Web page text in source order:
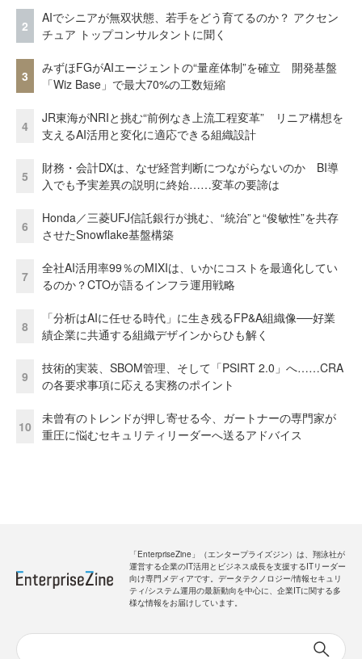
2
AIでシニアが無双状態、若手をどう育てるのか？ アクセン
チュア トップコンサルタントに聞く
3
みずほFGがAIエージェントの“量産体制”を確立 開発基盤
「Wiz Base」で最大70%の工数短縮
4
JR東海がNRIと挑む“前例なき上流工程変革” リニア構想を
支えるAI活用と変化に適応できる組織設計
5
財務・会計DXは、なぜ経営判断につながらないのか BI導
入でも予実差異の説明に終始……変革の要諦は
6
Honda／三菱UFJ信託銀行が挑む、“統治”と“俊敏性”を共存
させたSnowflake基盤構築
7
全社AI活用率99％のMIXIは、いかにコストを最適化してい
るのか？CTOが語るインフラ運用戦略
8
「分析はAIに任せる時代」に生き残るFP&A組織像──好業
績企業に共通する組織デザインからひも解く
9
技術的実装、SBOM管理、そして「PSIRT 2.0」へ……CRA
の各要求事項に応える実務のポイント
10
未曾有のトレンドが押し寄せる今、ガートナーの専門家が
重圧に悩むセキュリティリーダーへ送るアドバイス
「EnterpriseZine」（エンタープライズジン）は、翔泳社が
運営する企業のIT活用とビジネス成長を支援するITリーダー
向け専門メディアです。データテクノロジー/情報セキュリ
ティ/システム運用の最新動向を中心に、企業ITに関する多
様な情報をお届けしています。